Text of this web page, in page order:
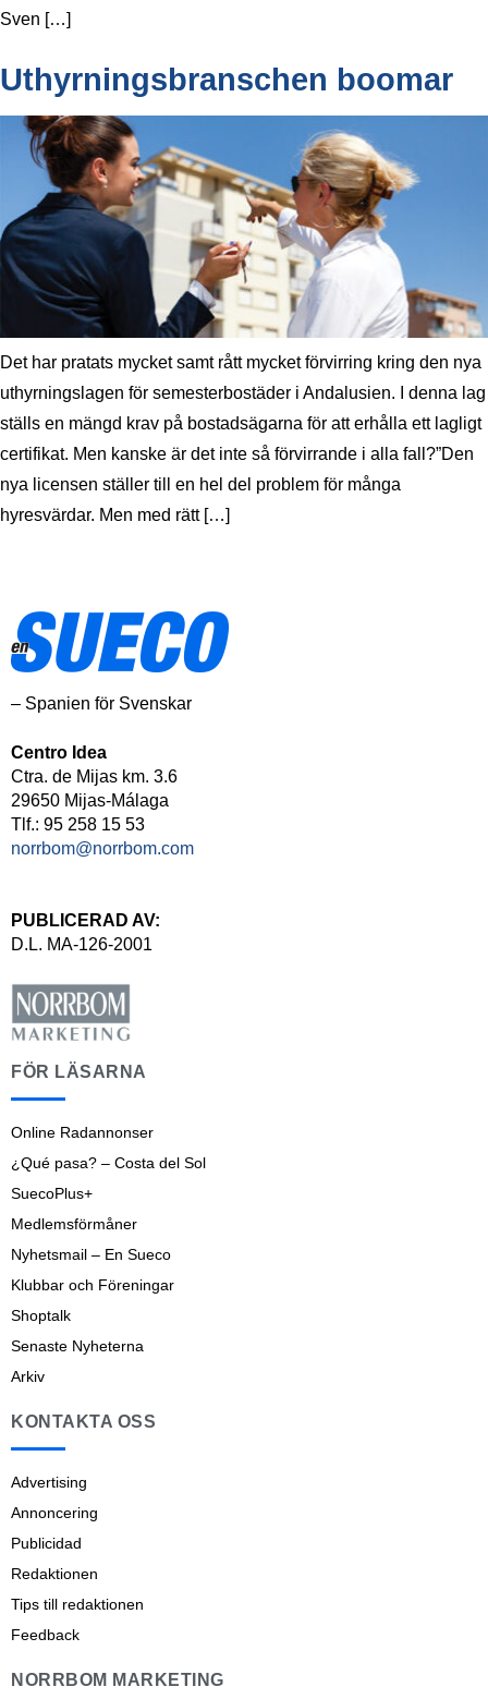
Sven […]
Uthyrningsbranschen boomar
Det har pratats mycket samt rått mycket förvirring kring den nya
uthyrningslagen för semesterbostäder i Andalusien. I denna lag
ställs en mängd krav på bostadsägarna för att erhålla ett lagligt
certifikat. Men kanske är det inte så förvirrande i alla fall?”Den
nya licensen ställer till en hel del problem för många
hyresvärdar. Men med rätt […]
– Spanien för Svenskar
Centro Idea
Ctra. de Mijas km. 3.6
29650 Mijas-Málaga
Tlf.: 95 258 15 53
norrbom@norrbom.com
PUBLICERAD AV:
D.L. MA-126-2001
FÖR LÄSARNA
Online Radannonser
¿Qué pasa? – Costa del Sol
SuecoPlus+
Medlemsförmåner
Nyhetsmail – En Sueco
Klubbar och Föreningar
Shoptalk
Senaste Nyheterna
Arkiv
KONTAKTA OSS
Advertising
Annoncering
Publicidad
Redaktionen
Tips till redaktionen
Feedback
NORRBOM MARKETING